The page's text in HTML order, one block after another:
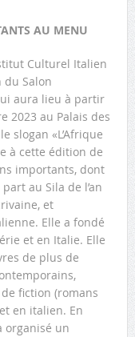
AU MENU
Culturel Italien
du Salon
aura lieu à partir
2023 au Palais des
slogan «L’Afrique
à cette édition de
importants, dont
au Sila de l’an
et
Elle a fondé
et en Italie. Elle
de plus de
fiction (romans
en italien. En
organisé un